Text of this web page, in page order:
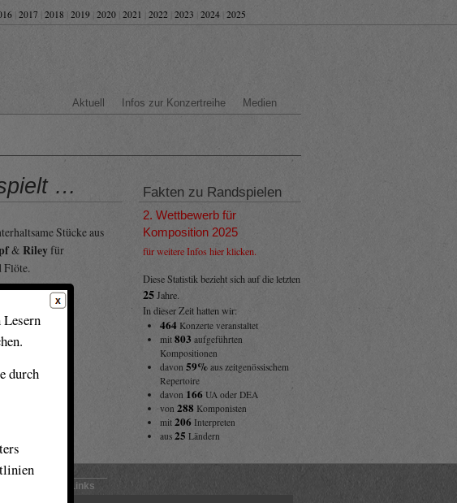
2017 2018 2019 2020 2021 2022 2023 2024 2025
Aktuell Infos zur Konzertreihe Medien
…
Stücke aus
&Rileyfür
Flöte.
Fakten zu Randspielen
2. Wettbewerb für
Komposition 2025
für weitere Infos hier klicken.
Diese Statistik bezieht sich auf die letzten
25Jahre.
In dieser Zeit hatten wir:
464Konzerte veranstaltet
mit 803 aufgeführten
Kompositionen
davon 59%aus zeitgenössischem
Repertoire
davon 166UA oder DEA
von 288Komponisten
mit 206Interpreten
aus 25 Ländern
Links
Lesern
durch